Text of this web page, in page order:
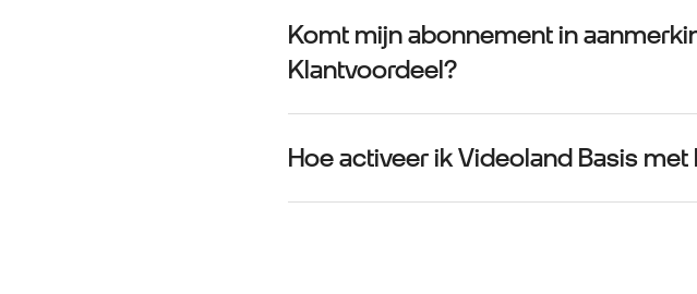
Komt mijn abonnement in
Klantvoordeel?
Hoe activeer ik Videoland Basis